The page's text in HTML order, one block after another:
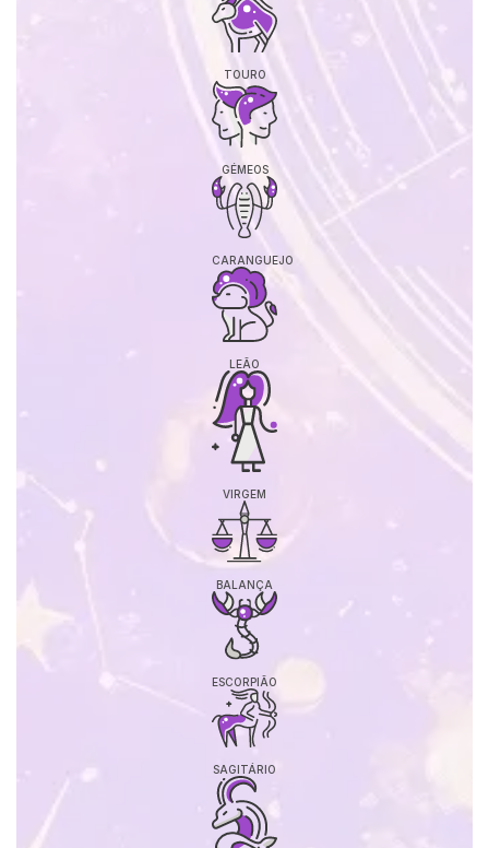
TOURO
GÉMEOS
CARANGUEJO
LEÃO
VIRGEM
BALANÇA
ESCORPIÃO
SAGITÁRIO